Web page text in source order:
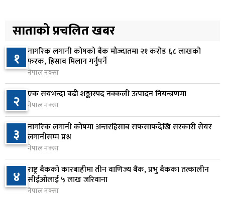
५
ठक्कर दिँदा किशोरको मृत्यु
१ दिन अघि
६
प्रतिनिधिसभा बैठक बस्दै , पाँच विधेयक र प्रतिवेदन
प्रस्तुत हुने
१ दिन अघि
७
आज बस्ने भनिएको राष्ट्रिय सभाको बैठक बुधबारका लागि
सर्‍यो
१ दिन अघि
८
वीरगञ्जमा ट्यांकरको सिल खोलेर तेल निकाल्ने सात जना
रंगेहात पक्राउ
१ दिन अघि
साताको प्रचलित खबर
१ नागरिक लगानी कोषको बैंक मौज्दातमा २१ करोड ६८ लाखको
फरक, हिसाब मिलान गर्नुपर्ने
नेपाल नक्सा
२ एक सयभन्दा बढी शङ्कास्पद नक्कली उत्पादन नियन्त्रणमा
नेपाल नक्सा
३ नागरिक लगानी कोषमा अन्तरहिसाब राफसाफदेखि सरकारी सेयर
लगानीसम्म प्रश्न
नेपाल नक्सा
४ राष्ट्र बैंकको कारबाहीमा तीन वाणिज्य बैंक, प्रभु बैंकका तत्कालीन
सीईओलाई ५ लाख जरिवाना
नेपाल नक्सा